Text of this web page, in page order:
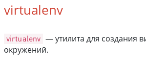
virtualenv
virtualenv — утилита для создания
окружений.